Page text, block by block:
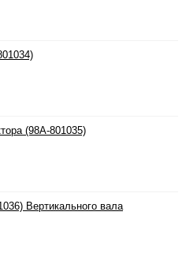
(98A-801035)
Вертикального вала